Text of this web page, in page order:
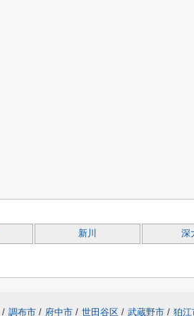
新川 深
/ 調布市 / 府中市 / 世田谷区 / 武蔵野市 / 狛江